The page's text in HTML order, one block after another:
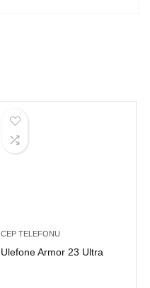
CEP TELEFONU
Ulefone Armor 23 Ultra